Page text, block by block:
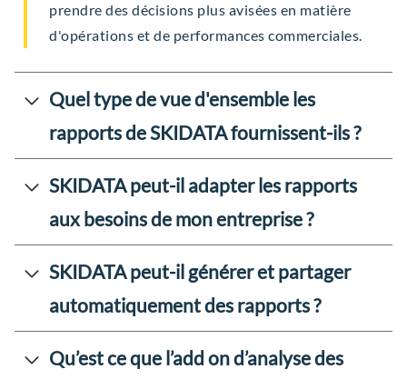
prendre des décisions plus avisées en matière
d'opérations et de performances commerciales.
Quel type de vue d'ensemble les
rapports de SKIDATA fournissent-ils ?
SKIDATA peut-il adapter les rapports
aux besoins de mon entreprise ?
SKIDATA peut-il générer et partager
automatiquement des rapports ?
Qu’est ce que l’add on d’analyse des